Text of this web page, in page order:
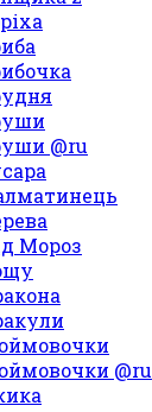
@ru
Мороз
@ru